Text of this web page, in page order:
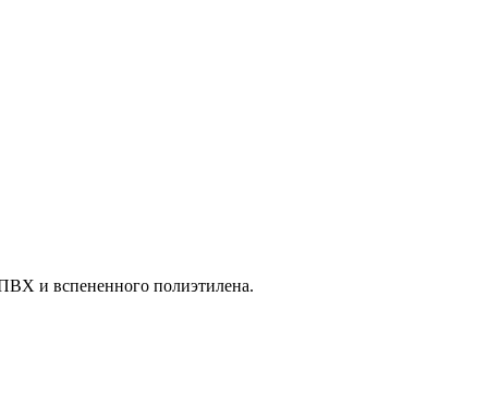
и вспененного полиэтилена.